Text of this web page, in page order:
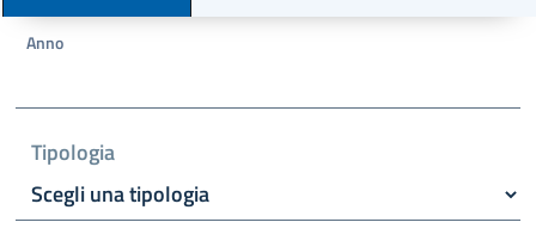
Anno
Tipologia